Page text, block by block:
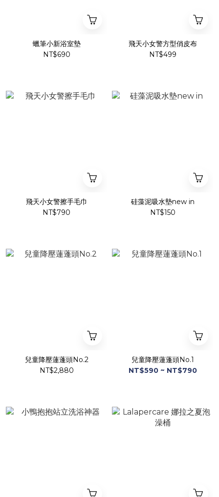
蠟筆小新浴室墊
NT$690
飛天小女警方型俏皮布
NT$499
飛天小女警擦手毛巾
NT$790
硅藻泥吸水墊new in
NT$150
兒童降壓蓮蓬頭No.2
NT$2,880
兒童降壓蓮蓬頭No.1
NT$590 ~ NT$790